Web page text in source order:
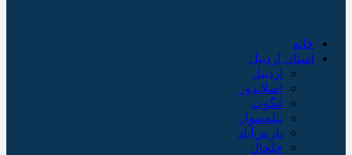
خانه
استان اردبیل
اردبیل
اصلاندوز
انگوت
بیله‌سوار
پارس‌آباد
خلخال